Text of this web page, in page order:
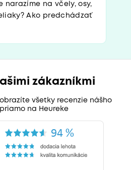
narazíme na včely, osy,
Ako predchádzať
zákazníkmi
všetky recenzie nášho
na Heureke